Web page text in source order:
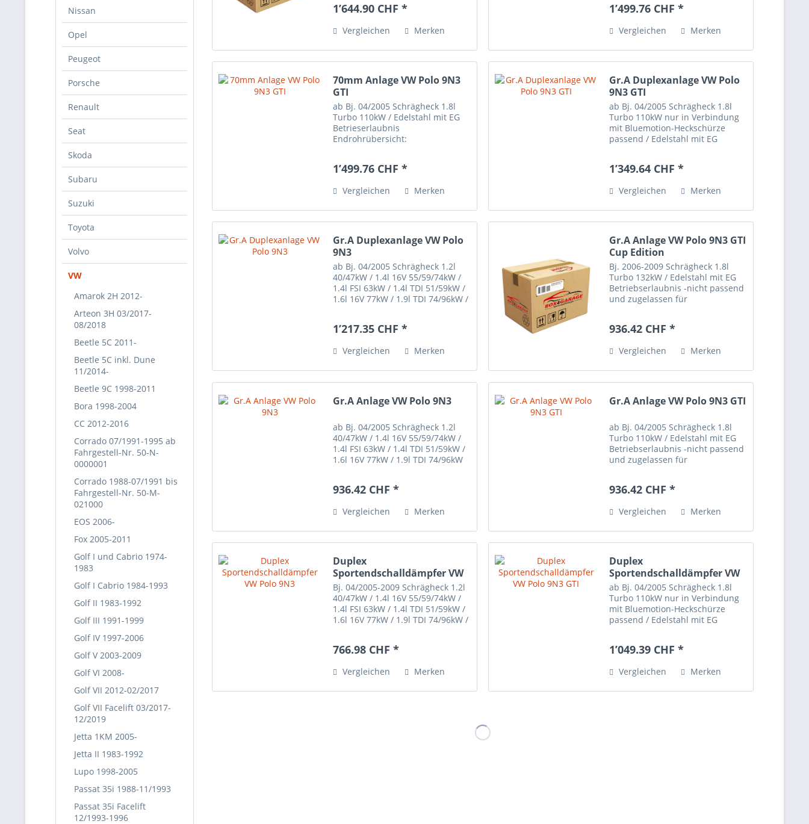
Nissan
Opel
Peugeot
Porsche
Renault
Seat
Skoda
Subaru
Suzuki
Toyota
Volvo
VW
Amarok 2H 2012-
Arteon 3H 03/2017-
08/2018
Beetle 5C 2011-
Beetle 5C inkl. Dune
11/2014-
Beetle 9C 1998-2011
Bora 1998-2004
CC 2012-2016
Corrado 07/1991-1995 ab
Fahrgestell-Nr. 50-N-
0000001
Corrado 1988-07/1991 bis
Fahrgestell-Nr. 50-M-
021000
EOS 2006-
Fox 2005-2011
Golf I und Cabrio 1974-
1983
Golf I Cabrio 1984-1993
Golf II 1983-1992
Golf III 1991-1999
Golf IV 1997-2006
Golf V 2003-2009
Golf VI 2008-
Golf VII 2012-02/2017
Golf VII Facelift 03/2017-
12/2019
Jetta 1KM 2005-
Jetta II 1983-1992
Lupo 1998-2005
Passat 35i 1988-11/1993
Passat 35i Facelift
12/1993-1996
1.8l Turbo 132kW / ersetzt den
1’644.90 CHF *
Vergleichen Merken
1’499.76 CHF *
Vergleichen Merken
70mm Anlage VW Polo 9N3
GTI
ab Bj. 04/2005 Schrägheck 1.8l
Turbo 110kW / Edelstahl mit EG
Betrieserlaubnis
Endrohrübersicht:
1’499.76 CHF *
Vergleichen Merken
Gr.A Duplexanlage VW Polo
9N3 GTI
ab Bj. 04/2005 Schrägheck 1.8l
Turbo 110kW nur in Verbindung
mit Bluemotion-Heckschürze
passend / Edelstahl mit EG
Importfahrzeuge-
1’349.64 CHF *
Vergleichen Merken
Gr.A Duplexanlage VW Polo
9N3
ab Bj. 04/2005 Schrägheck 1.2l
40/47kW / 1.4l 16V 55/59/74kW /
1.4l FSI 63kW / 1.4l TDI 51/59kW /
1.6l 16V 77kW / 1.9l TDI 74/96kW /
und zugelassen für
Endrohrübersicht:
1’217.35 CHF *
Vergleichen Merken
Gr.A Anlage VW Polo 9N3 GTI
Cup Edition
Bj. 2006-2009 Schrägheck 1.8l
Turbo 132kW / Edelstahl mit EG
Betriebserlaubnis -nicht passend
und zugelassen für
936.42 CHF *
Vergleichen Merken
Gr.A Anlage VW Polo 9N3
ab Bj. 04/2005 Schrägheck 1.2l
40/47kW / 1.4l 16V 55/59/74kW /
1.4l FSI 63kW / 1.4l TDI 51/59kW /
1.6l 16V 77kW / 1.9l TDI 74/96kW
Heckschürze geliefert werden
936.42 CHF *
Vergleichen Merken
Gr.A Anlage VW Polo 9N3 GTI
ab Bj. 04/2005 Schrägheck 1.8l
Turbo 110kW / Edelstahl mit EG
Betriebserlaubnis -nicht passend
und zugelassen für
936.42 CHF *
Vergleichen Merken
Duplex
Sportendschalldämpfer VW
Polo 9N3
Bj. 04/2005-2009 Schrägheck 1.2l
40/47kW / 1.4l 16V 55/59/74kW /
1.4l FSI 63kW / 1.4l TDI 51/59kW /
1.6l 16V 77kW / 1.9l TDI 74/96kW /
und zugelassen für
Endrohrübersicht:
766.98 CHF *
Vergleichen Merken
Duplex
Sportendschalldämpfer VW
Polo 9N3 GTI
ab Bj. 04/2005 Schrägheck 1.8l
Turbo 110kW nur in Verbindung
mit Bluemotion-Heckschürze
passend / Edelstahl mit EG
Importfahrzeuge-
1’049.39 CHF *
Vergleichen Merken